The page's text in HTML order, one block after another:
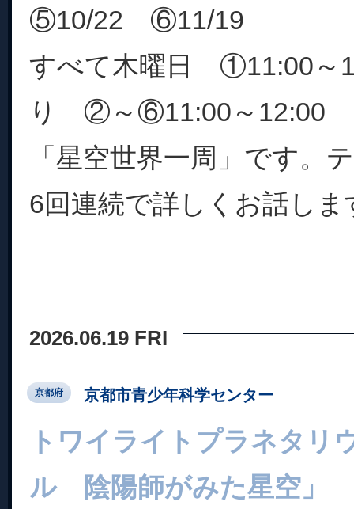
⑤10/22 ⑥11/19
すべて木曜日 ①11:00～
り ②～⑥11:00～12:00
「星空世界一周」です。
6回連続で詳しくお話しま
2026.06.19 FRI
京都府 京都市青少年科学センター
トワイライトプラネタリ
ル 陰陽師がみた星空」